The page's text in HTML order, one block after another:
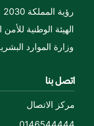
رؤية المملكة 2030
الهيئة الوطنية للأمن
وزارة الموارد
اتصل بنا
مركز الاتصال